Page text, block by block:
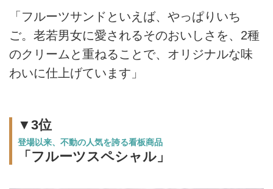
「フルーツサンドといえば、やっぱりいち
ご。老若男女に愛されるそのおいしさを、2種
のクリームと重ねることで、オリジナルな味
わいに仕上げています」
▼3位
登場以来、不動の人気を誇る看板商品
「フルーツスペシャル」